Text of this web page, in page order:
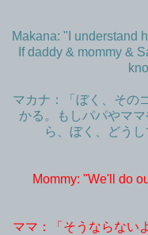
Makana: "I understand
If daddy & mommy &
マカナ：「ぼく、その
かる。もしパパやマ
ら、ぼく、どう
Mommy: "We'll do
ママ：「そうならない